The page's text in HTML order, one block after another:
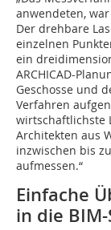
anwendeten,
Der drehbare
einzelnen
ein
ARCHICAD-
Geschosse und
Verfahren
wirtschaftlichste
Architekten aus
inzwischen bis
aufmessen.“
Einfache
in die